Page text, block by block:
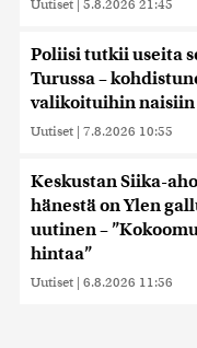
Uutiset | 5.8.2026 21:45
Poliisi tutkii useita
Turussa –
valikoituihin naisiin
Uutiset | 7.8.2026 10:55
Keskustan Siika-
hänestä on Ylen
uutinen –
hintaa”
Uutiset | 6.8.2026 11:56